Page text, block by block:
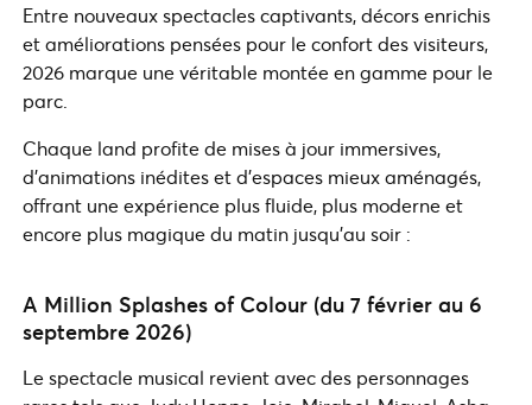
Entre nouveaux spectacles captivants, décors enrichis
et améliorations pensées pour le confort des visiteurs,
2026 marque une véritable montée en gamme pour le
parc.
Chaque land profite de mises à jour immersives,
d’animations inédites et d’espaces mieux aménagés,
offrant une expérience plus fluide, plus moderne et
encore plus magique du matin jusqu’au soir :
A Million Splashes of Colour (du 7 février au 6
septembre 2026)
Le spectacle musical revient avec des personnages